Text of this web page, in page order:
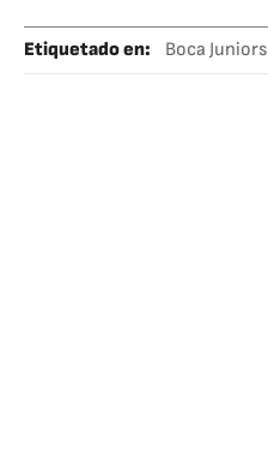
Etiquetado en: Boca Juniors